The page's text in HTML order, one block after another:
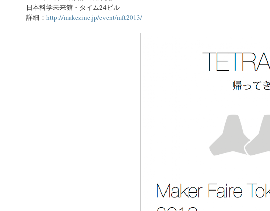
日本科学未来館・タイム24ビル
詳細：http://makezine.jp/event/mft2013/